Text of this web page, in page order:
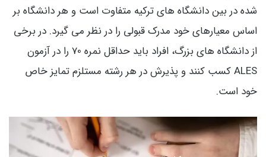
شده در بین دانشگاه های ترکیه متفاوت است و هر دانشگاه بر
اساس معیارهای خود مدرک قبولی را در نظر می گیرد. در برخی
از دانشگاه های بزرگ، افراد باید حداقل نمره 70 را در آزمون
ALES کسب کنند و پذیرش در هر رشته مستلزم تمایز خاص
خود است.